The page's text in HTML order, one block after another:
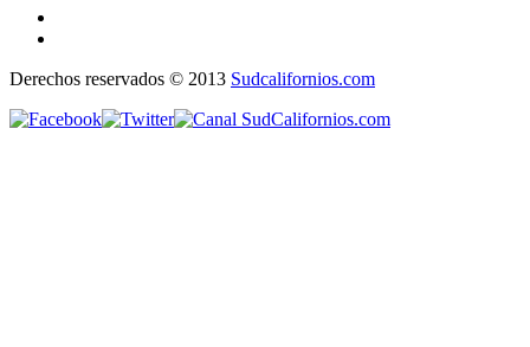
Derechos reservados © 2013 Sudcalifornios.com